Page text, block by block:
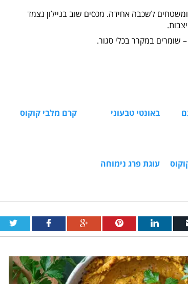
לשכבה אחידה. מכסים שוב בניילון נצמד
שומרים במקרר בכלי סגור.
באונטי טבעוני קרם מלבי קוקוס
עוגת פרג נימוחה